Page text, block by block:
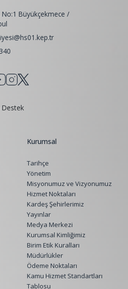
Büyükçekmece /
Destek
Kurumsal
Tarihçe
Yönetim
Misyonumuz ve Vizyonumuz
Hizmet Noktaları
Kardeş Şehirlerimiz
Yayınlar
Medya Merkezi
Kurumsal Kimliğimiz
Birim Etik Kuralları
Müdürlükler
Ödeme Noktaları
Kamu Hizmet Standartları
Tablosu